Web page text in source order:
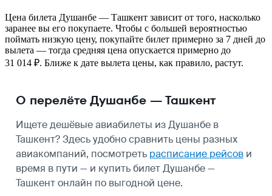
Цена билета Душанбе — Ташкент зависит от того, насколько
заранее вы его покупаете. Чтобы с большей вероятностью
поймать низкую цену, покупайте билет примерно за 7 дней до
вылета — тогда средняя цена опускается примерно до
31 014 ₽. Ближе к дате вылета цены, как правило, растут.
О перелёте Душанбе — Ташкент
Ищете дешёвые авиабилеты из Душанбе в
Ташкент? Здесь удобно сравнить цены разных
авиакомпаний, посмотреть расписание рейсов и
время в пути — и купить билет Душанбе —
Ташкент онлайн по выгодной цене.